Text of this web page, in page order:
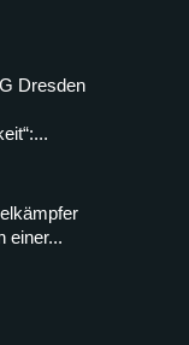
Dresden
einer...